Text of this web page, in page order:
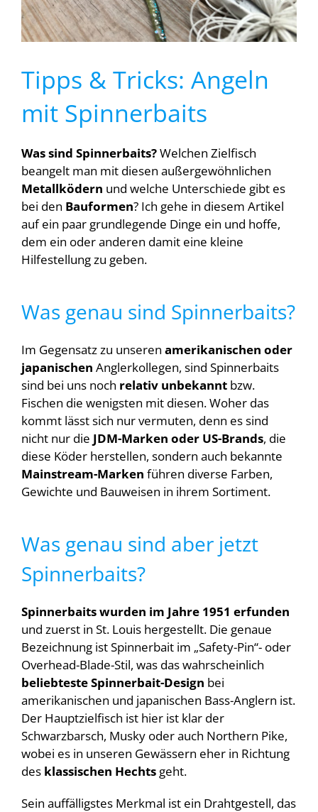
Tipps & Tricks: Angeln
mit Spinnerbaits
Was sind Spinnerbaits?Welchen Zielfisch
beangelt man mit diesen außergewöhnlichen
Metallködern und welche Unterschiede gibt es
bei den Bauformen? Ich gehe in diesem Artikel
auf ein paar grundlegende Dinge ein und hoffe,
dem ein oder anderen damit eine kleine
Hilfestellung zu geben.
Was genau sind Spinnerbaits?
Im Gegensatz zu unseren amerikanischen oder
japanischen Anglerkollegen, sind Spinnerbaits
sind bei uns noch relativ unbekanntbzw.
Fischen die wenigsten mit diesen. Woher das
kommt lässt sich nur vermuten, denn es sind
nicht nur die JDM-Marken oder US-Brands, die
diese Köder herstellen, sondern auch bekannte
Mainstream-Marken führen diverse Farben,
Gewichte und Bauweisen in ihrem Sortiment.
Was genau sind aber jetzt
Spinnerbaits?
Spinnerbaits wurden im Jahre 1951 erfunden
und zuerst in St. Louis hergestellt. Die genaue
Bezeichnung ist Spinnerbait im „Safety-Pin“- oder
Overhead-Blade-Stil, was das wahrscheinlich
beliebteste Spinnerbait-Design bei
amerikanischen und japanischen Bass-Anglern ist.
Der Hauptzielfisch ist hier ist klar der
Schwarzbarsch, Musky oder auch Northern Pike,
wobei es in unseren Gewässern eher in Richtung
des klassischen Hechtsgeht.
Sein auffälligstes Merkmal ist ein Drahtgestell, das